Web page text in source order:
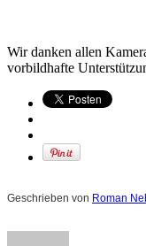
Wir danken allen
vorbildhafte
Geschrieben von Roman